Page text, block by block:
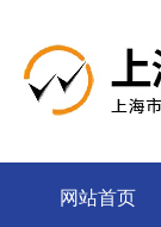
网站首页